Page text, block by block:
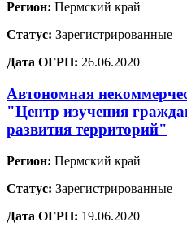
Регион: Пермский край
Статус: Зарегистрированные
Дата ОГРН: 26.06.2020
Автономная
"Центр изучения
развития территорий"
Регион: Пермский край
Статус: Зарегистрированные
Дата ОГРН: 19.06.2020